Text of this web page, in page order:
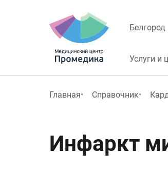
Белгород
Услуги и
Главная Справочник
Инфаркт